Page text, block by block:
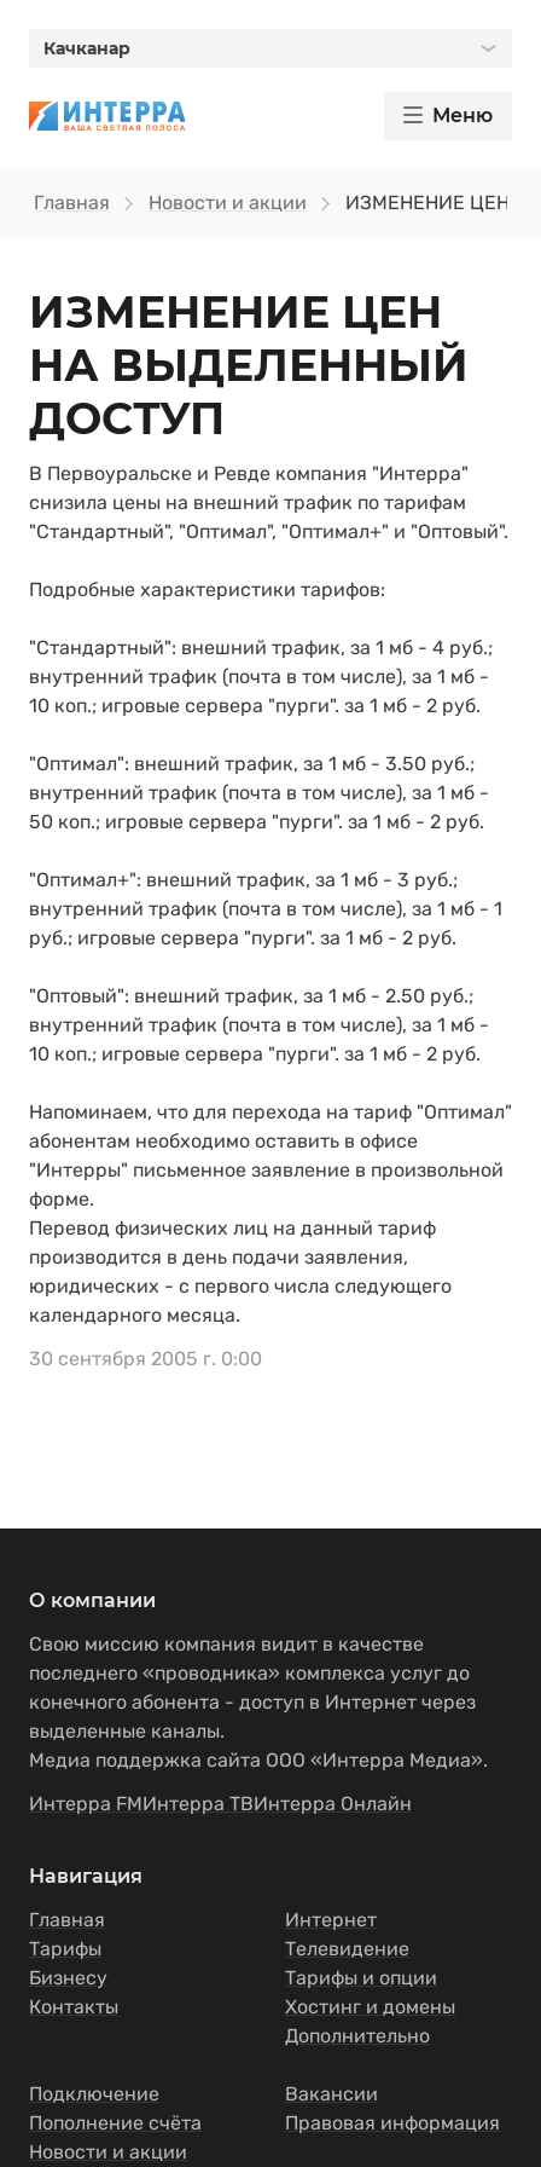
Качканар
Меню
Главная Новости и акции ИЗМЕНЕНИЕ ЦЕН
ИЗМЕНЕНИЕ ЦЕН
НА ВЫДЕЛЕННЫЙ
ДОСТУП
В Первоуральске и Ревде компания "Интерра"
снизила цены на внешний трафик по тарифам
"Стандартный", "Оптимал", "Оптимал+" и "Оптовый".
Подробные характеристики тарифов:
"Стандартный": внешний трафик, за 1 мб - 4 руб.;
внутренний трафик (почта в том числе), за 1 мб -
10 коп.; игровые сервера "пурги". за 1 мб - 2 руб.
"Оптимал": внешний трафик, за 1 мб - 3.50 руб.;
внутренний трафик (почта в том числе), за 1 мб -
50 коп.; игровые сервера "пурги". за 1 мб - 2 руб.
"Оптимал+": внешний трафик, за 1 мб - 3 руб.;
внутренний трафик (почта в том числе), за 1 мб - 1
руб.; игровые сервера "пурги". за 1 мб - 2 руб.
"Оптовый": внешний трафик, за 1 мб - 2.50 руб.;
внутренний трафик (почта в том числе), за 1 мб -
10 коп.; игровые сервера "пурги". за 1 мб - 2 руб.
Напоминаем, что для перехода на тариф "Оптимал"
абонентам необходимо оставить в офисе
"Интерры" письменное заявление в произвольной
форме.
Перевод физических лиц на данный тариф
производится в день подачи заявления,
юридических - с первого числа следующего
календарного месяца.
30 сентября 2005 г. 0:00
О компании
Свою миссию компания видит в качестве
последнего «проводника» комплекса услуг до
конечного абонента - доступ в Интернет через
выделенные каналы.
Медиа поддержка сайта ООО «Интерра Медиа».
Интерра FMИнтерра ТВИнтерра Онлайн
Навигация
Главная
Тарифы
Бизнесу
Контакты
Интернет
Телевидение
Тарифы и опции
Хостинг и домены
Дополнительно
Подключение
Пополнение счёта
Новости и акции
Вакансии
Правовая информация